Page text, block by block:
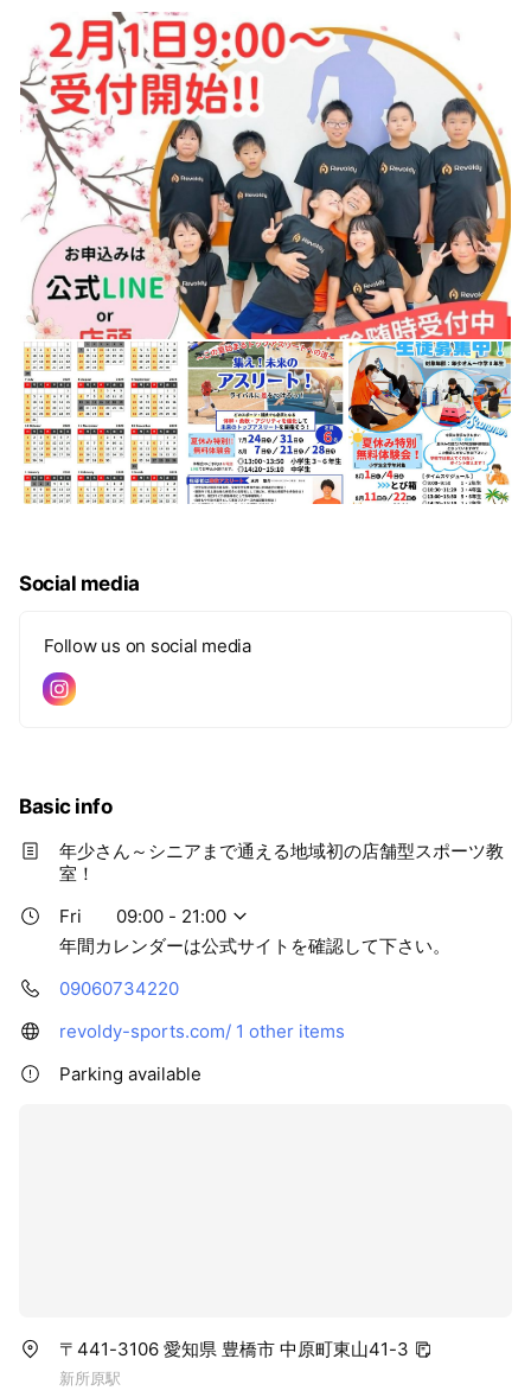
A.運動のできる服装、タオル、室内シューズ(上履きでも
可、土足厳禁)、飲み物をご持参ください。
Q.月の途中からでも入会できますか？
A.はい、もちろん可能です。
月間受講回数分の日割り計算をさせていただきますので、
お気軽にお問い合わせください。
Q.レッスン中、保護者の見学はできますか？
A.はい、可能です。
また、授業開始・終了の送り迎えのみでも可能です。
Q.レッスンを休んだら？
A.欠席分は「振替サービス」をご利用いただけますので、
ご安心ください。
※振替えは翌月末までが期限となります。
A.少人数制のクラス編成となっており、一人ひとりに合わ
せて少しずつアドバイスやアプローチを変えながら丁寧に
基礎練習・エアートラック・マット運動・跳び箱・鉄棒な
ど身体の正しい使い方をご指導させていただきます。
Q.駐車場はありますか？
A.店舗前に6台、第2駐車場に20台分ございます。
詳しくは公式サイトをご覧下さい。
Q.写真や動画の撮影はできますか？
Social media
Follow us on social media
Basic info
年少さん～シニアまで通える地域初の店舗型スポーツ教
室！
Fri
09:00 - 21:00
年間カレンダーは公式サイトを確認して下さい。
09060734220
revoldy-sports.com/ 1 other items
Parking available
〒441-3106 愛知県 豊橋市 中原町東山41-3
新所原駅